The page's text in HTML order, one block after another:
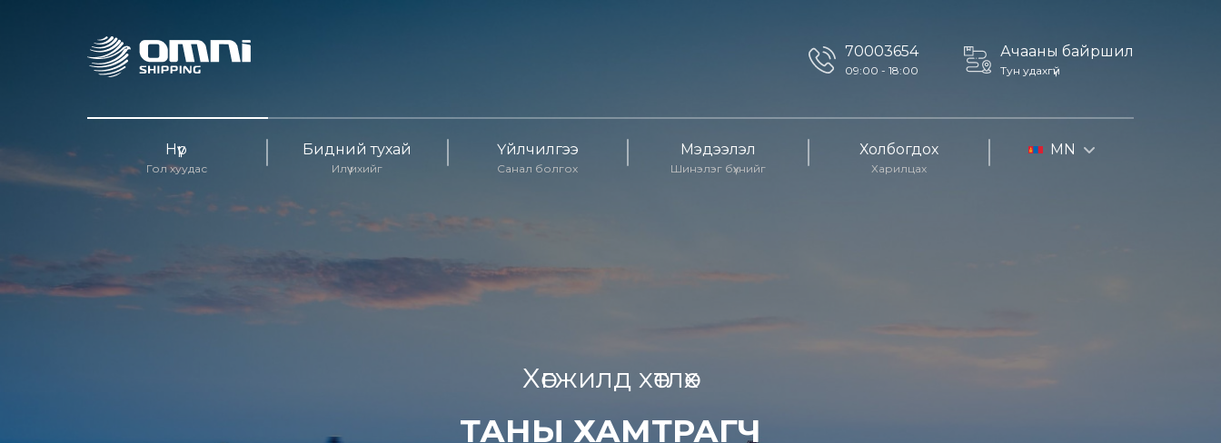
70003654
09:00 - 18:00
Ачааны байршил
Тун удахгүй
Нүүр
Гол хуудас
Бидний тухай
Илүү ихийг
Үйлчилгээ
Санал болгох
Мэдээлэл
Шинэлэг бүхнийг
Холбогдох
Харилцах
MN
Хөгжилд хөтлөх
ТАНЫ ХАМТРАГЧ